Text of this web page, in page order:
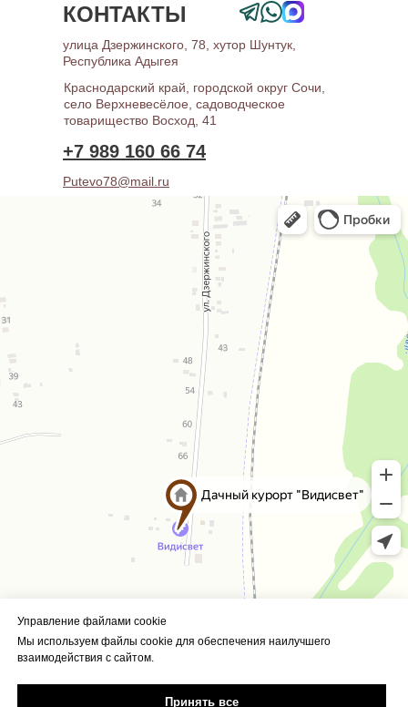
КОНТАКТЫ
+7 989 160 66 74
Краснодарский край, городской округ Сочи,
село Верхневесёлое, садоводческое
товарищество Восход, 41
улица Дзержинского, 78, хутор Шунтук,
Республика Адыгея
Putevo78@mail.ru
Викторовна
ИНН 380106857274
Управление файлами cookie
Мы используем файлы cookie для обеспечения наилучшего
взаимодействия с сайтом.
Принять все